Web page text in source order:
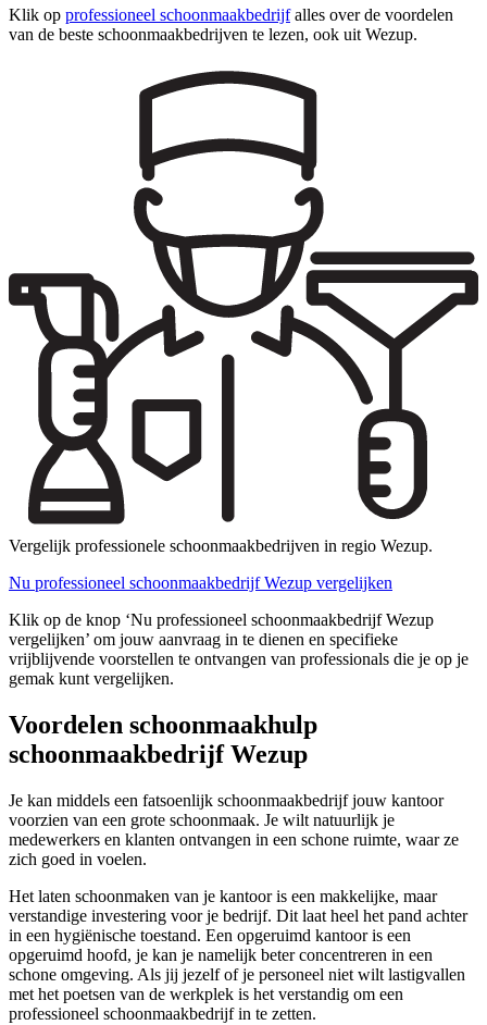
Klik op professioneel schoonmaakbedrijfalles over de voordelen
van de beste schoonmaakbedrijven te lezen, ook uit Wezup.
Vergelijk professionele schoonmaakbedrijven in regio Wezup.
Nu professioneel schoonmaakbedrijf Wezup vergelijken
Klik op de knop ‘Nu professioneel schoonmaakbedrijf Wezup
vergelijken’ om jouw aanvraag in te dienen en specifieke
vrijblijvende voorstellen te ontvangen van professionals die je op je
gemak kunt vergelijken.
Voordelen schoonmaakhulp
schoonmaakbedrijf Wezup
Je kan middels een fatsoenlijk schoonmaakbedrijf jouw kantoor
voorzien van een grote schoonmaak. Je wilt natuurlijk je
medewerkers en klanten ontvangen in een schone ruimte, waar ze
zich goed in voelen.
Het laten schoonmaken van je kantoor is een makkelijke, maar
verstandige investering voor je bedrijf. Dit laat heel het pand achter
in een hygiënische toestand. Een opgeruimd kantoor is een
opgeruimd hoofd, je kan je namelijk beter concentreren in een
schone omgeving. Als jij jezelf of je personeel niet wilt lastigvallen
met het poetsen van de werkplek is het verstandig om een
professioneel schoonmaakbedrijf in te zetten.